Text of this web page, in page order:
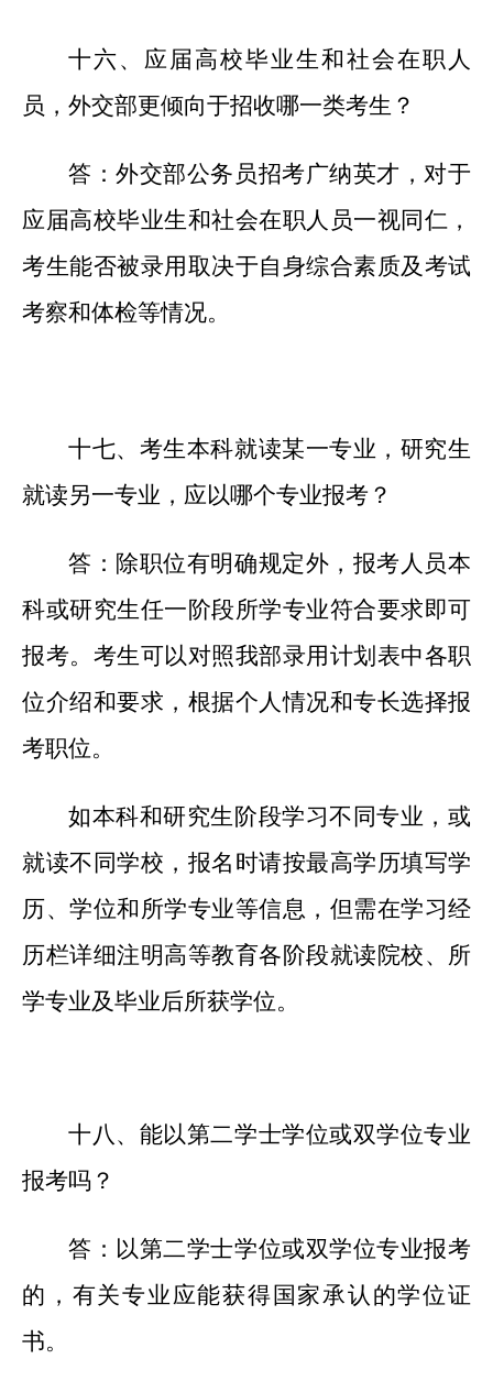
十六、应届高校毕业生和社会在职人
员，外交部更倾向于招收哪一类考生？
答：外交部公务员招考广纳英才，对于
应届高校毕业生和社会在职人员一视同仁，
考生能否被录用取决于自身综合素质及考试
考察和体检等情况。
十七、考生本科就读某一专业，研究生
就读另一专业，应以哪个专业报考？
答：除职位有明确规定外，报考人员本
科或研究生任一阶段所学专业符合要求即可
报考。考生可以对照我部录用计划表中各职
位介绍和要求，根据个人情况和专长选择报
考职位。
如本科和研究生阶段学习不同专业，或
就读不同学校，报名时请按最高学历填写学
历、学位和所学专业等信息，但需在学习经
历栏详细注明高等教育各阶段就读院校、所
学专业及毕业后所获学位。
十八、能以第二学士学位或双学位专业
报考吗？
答：以第二学士学位或双学位专业报考
的，有关专业应能获得国家承认的学位证
书。